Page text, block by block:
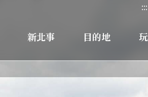
:::
新北事 目的地